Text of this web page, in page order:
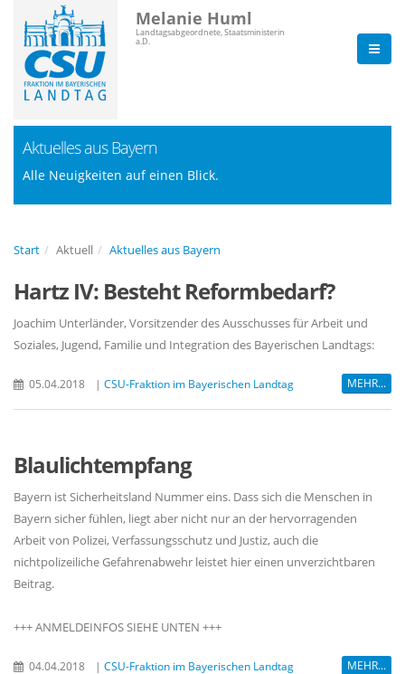
Melanie Huml
Landtagsabgeordnete, Staatsministerin
a.D.
Aktuelles aus Bayern
Alle Neuigkeiten auf einen Blick.
Start Aktuell Aktuelles aus Bayern
Hartz IV: Besteht Reformbedarf?
Joachim Unterländer, Vorsitzender des Ausschusses für Arbeit und
Soziales, Jugend, Familie und Integration des Bayerischen Landtags:
05.04.2018 | CSU-Fraktion im Bayerischen Landtag MEHR...
Blaulichtempfang
Bayern ist Sicherheitsland Nummer eins. Dass sich die Menschen in
Bayern sicher fühlen, liegt aber nicht nur an der hervorragenden
Arbeit von Polizei, Verfassungsschutz und Justiz, auch die
nichtpolizeiliche Gefahrenabwehr leistet hier einen unverzichtbaren
Beitrag.
+++ ANMELDEINFOS SIEHE UNTEN +++
04.04.2018 | CSU-Fraktion im Bayerischen Landtag MEHR...